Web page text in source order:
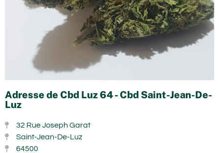
Adresse de Cbd Luz 64 - Cbd Saint-Jean-De-
Luz
32 Rue Joseph Garat
Saint-Jean-De-Luz
64500